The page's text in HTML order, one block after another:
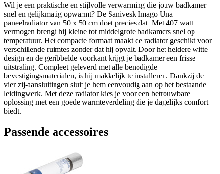
Wil je een praktische en stijlvolle verwarming die jouw badkamer
snel en gelijkmatig opwarmt? De Sanivesk Imago Una
paneelradiator van 50 x 50 cm doet precies dat. Met 407 watt
vermogen brengt hij kleine tot middelgrote badkamers snel op
temperatuur. Het compacte formaat maakt de radiator geschikt voor
verschillende ruimtes zonder dat hij opvalt. Door het heldere witte
design en de geribbelde voorkant krijgt je badkamer een frisse
uitstraling. Compleet geleverd met alle benodigde
bevestigingsmaterialen, is hij makkelijk te installeren. Dankzij de
vier zij-aansluitingen sluit je hem eenvoudig aan op het bestaande
leidingwerk. Met deze radiator kies je voor een betrouwbare
oplossing met een goede warmteverdeling die je dagelijks comfort
biedt.
Passende accessoires